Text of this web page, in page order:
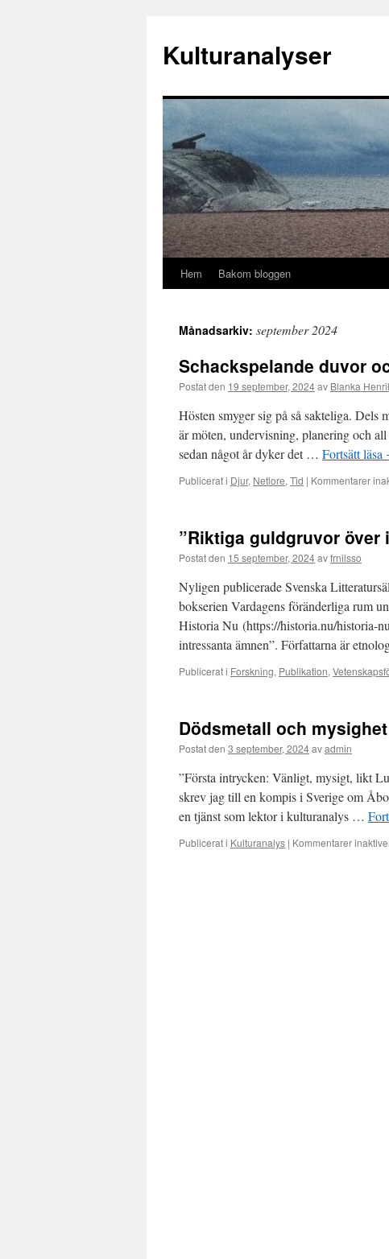
innehåll
Kulturanalyser
Hem Bakom bloggen
Månadsarkiv: september 2024
Schackspelande duvor
Postat den 19 september, 2024av Blanka
Hösten smyger sig på så sakteliga. Dels
är möten, undervisning, planering och
sedan något år dyker det … Fortsätt läsa
Publicerat i Djur, Netlore, Tid | Kommentarer
”Riktiga guldgruvor över
Postat den 15 september, 2024avfrnilsso
Nyligen publicerade Svenska
bokserien Vardagens föränderliga rum
Historia Nu (https://historia.nu/historia-
intressanta ämnen”. Författarna är
Publicerat i Forskning, Publikation,
Dödsmetall och mysighet
Postat den 3 september, 2024avadmin
”Första intrycken: Vänligt, mysigt, likt
skrev jag till en kompis i Sverige om
en tjänst som lektor i kulturanalys …
Publicerat i Kulturanalys | Kommentarer